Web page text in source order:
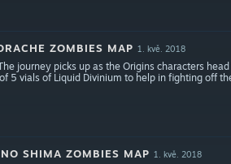
ZOMBIES MAP 1. kvě. 2018
journey picks up as the Origins characters
5 vials of Liquid Divinium to help in fighting off
SHIMA ZOMBIES MAP 1. kvě. 2018